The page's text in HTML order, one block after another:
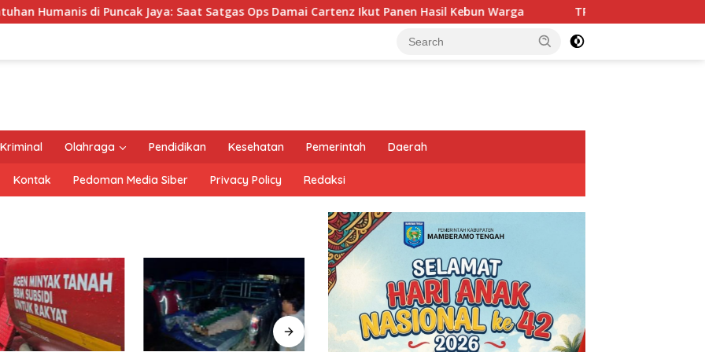
Jaya: Saat Satgas Ops Damai Cartenz Ikut Panen Hasil Kebun Warga TPNPB Kodap XVI Yahukimo Klaim Tembak
Olahraga Pendidikan Kesehatan Pemerintah Daerah
Kontak Pedoman Media Siber Privacy Policy Redaksi